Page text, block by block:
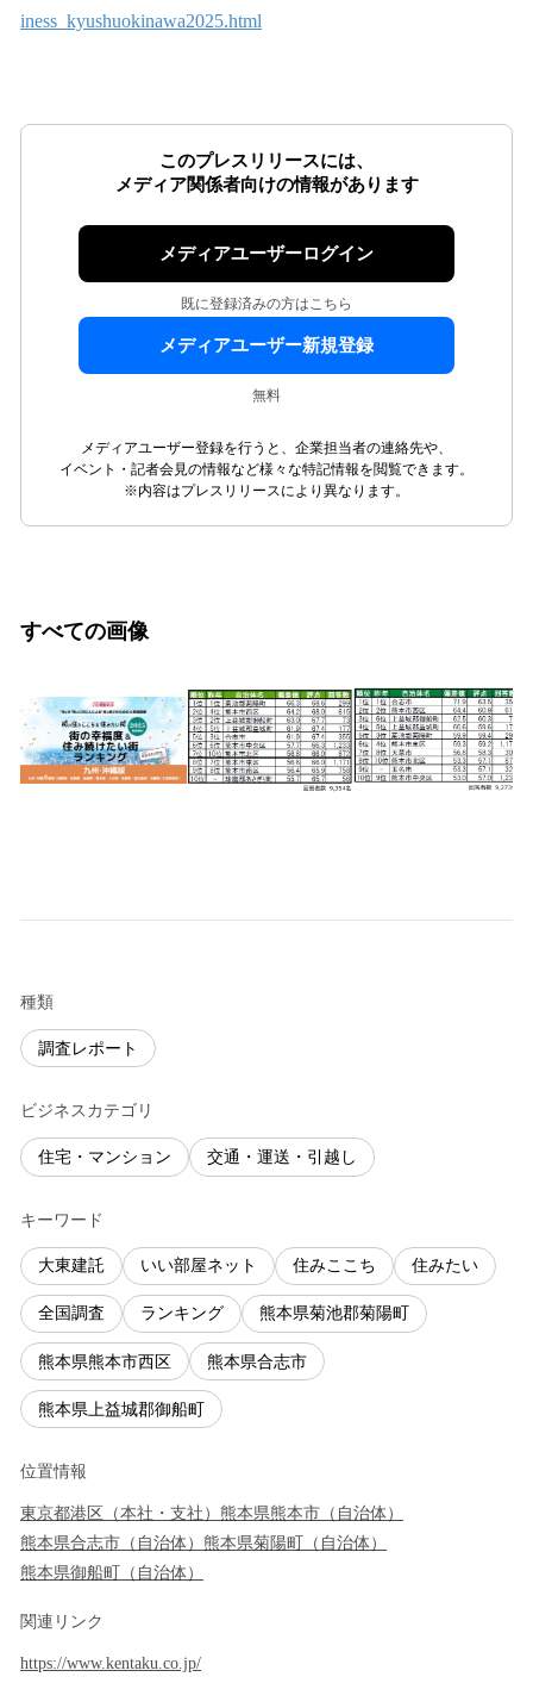
iness_kyushuokinawa2025.html
このプレスリリースには、
メディア関係者向けの情報があります
メディアユーザーログイン
既に登録済みの方はこちら
メディアユーザー新規登録
無料
メディアユーザー登録を行うと、企業担当者の連絡先や、
イベント・記者会見の情報など様々な特記情報を閲覧できます。
※内容はプレスリリースにより異なります。
すべての画像
種類
調査レポート
ビジネスカテゴリ
住宅・マンション 交通・運送・引越し
キーワード
大東建託 いい部屋ネット 住みここち 住みたい
全国調査 ランキング 熊本県菊池郡菊陽町
熊本県熊本市西区 熊本県合志市
熊本県上益城郡御船町
位置情報
東京都港区 （本社・支社 ） 熊本県熊本市 （ 自治体）
熊本県合志市 （ 自治体） 熊本県菊陽町 （ 自治体）
熊本県御船町 （ 自治体）
関連リンク
https://www.kentaku.co.jp/